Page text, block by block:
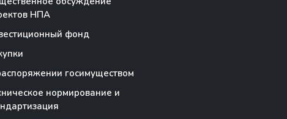
НПА
фонд
госимуществом
нормирование и